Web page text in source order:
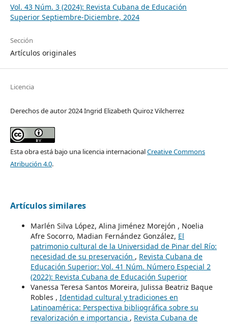
Vol. 43 Núm. 3 (2024): Revista Cubana de Educación
Superior Septiembre-Diciembre, 2024
Sección
Artículos originales
Licencia
Derechos de autor 2024 Ingrid Elizabeth Quiroz Vilcherrez
Esta obra está bajo una licencia internacionalCreative Commons
Atribución 4.0.
Artículos similares
Marlén Silva López, Alina Jiménez Morejón , Noelia
Afre Socorro, Madian Fernández González, El
patrimonio cultural de la Universidad de Pinar del Río:
necesidad de su preservación , Revista Cubana de
Educación Superior: Vol. 41 Núm. Número Especial 2
(2022): Revista Cubana de Educación Superior
Vanessa Teresa Santos Moreira, Julissa Beatriz Baque
Robles , Identidad cultural y tradiciones en
Latinoamérica: Perspectiva bibliográfica sobre su
revalorización e importancia , Revista Cubana de